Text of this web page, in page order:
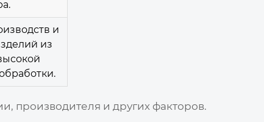
и
из
производителя и других факторов.